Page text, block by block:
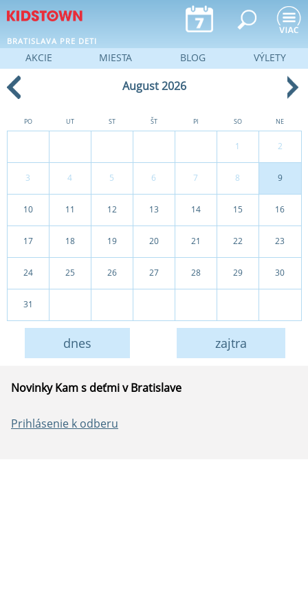
Jump to navigation
BRATISLAVA PRE DETI
August 2026
PO UT ST ŠT PI SO NE
1 2
3 4 5 6 7 8 9
10 11 12 13 14 15 16
17 18 19 20 21 22 23
24 25 26 27 28 29 30
31
dnes zajtra
Novinky Kam s deťmi v Bratislave
Prihlásenie k odberu
AKCIE MIESTA BLOG VÝLETY